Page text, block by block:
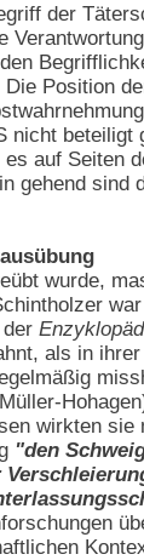
der
Position
nicht
auf Seiten
gehend
wurde,
als in
wirkten
"den